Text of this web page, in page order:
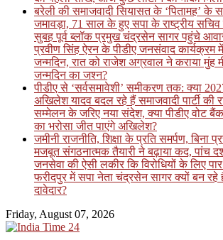
बरेली की समाजवादी सियासत के ‘पितामह’ के
जमावड़ा, 71 साल के हुए सपा के राष्ट्रीय सचिव
सुबह पूर्व ब्लॉक प्रमुख चंद्रसेन सागर पहुंचे
प्रवीण सिंह ऐरन के पीडीए जनसंवाद कार्यक्रम में
जन्मदिन, रात को राजेश अग्रवाल ने कराया मुंह
जन्मदिन का जश्न?
पीडीए से ‘सर्वसमावेशी’ समीकरण तक: क्या
अखिलेश यादव बदल रहे हैं समाजवादी पार्टी की
सम्मेलन के जरिए नया संदेश, क्या पीडीए वोट
का भरोसा जीत पाएंगे अखिलेश?
जमीनी राजनीति, शिक्षा के प्रति समर्पण, बिना
मजबूत संगठनात्मक तैयारी ने बढ़ाया कद, पांच
जनसेवा की ऐसी लकीर कि विरोधियों के लिए
फरीदपुर में सपा नेता चंद्रसेन सागर क्यों बन
दावेदार?
Friday, August 07, 2026